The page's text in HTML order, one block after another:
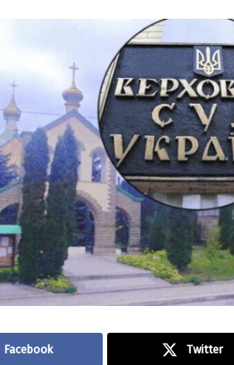
Facebook Twitter